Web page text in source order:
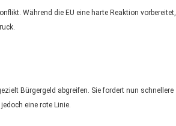
Während die EU eine harte Reaktion vorbereitet,
Bürgergeld abgreifen. Sie fordert nun schnellere
eine rote Linie.